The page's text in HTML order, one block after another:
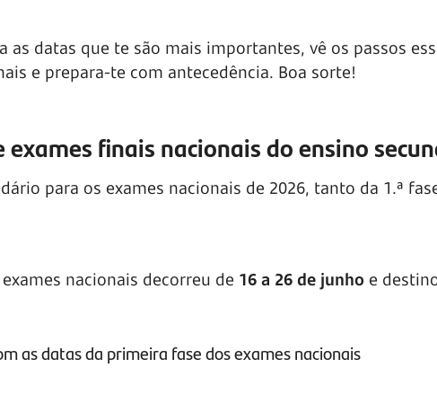
as datas que te são mais importantes, vê os passos
e prepara-te com antecedência. Boa sorte!
exames finais nacionais do ensino
para os exames nacionais de 2026, tanto da 1.ª
nacionais decorreu de 16 a 26 de junho e
as datas da primeira fase dos exames nacionais